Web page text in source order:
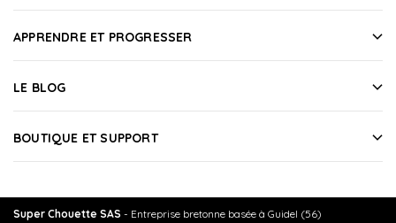
APPRENDRE ET PROGRESSER
LE BLOG
BOUTIQUE ET SUPPORT
Super Chouette SAS - Entreprise bretonne basée à Guidel (56)